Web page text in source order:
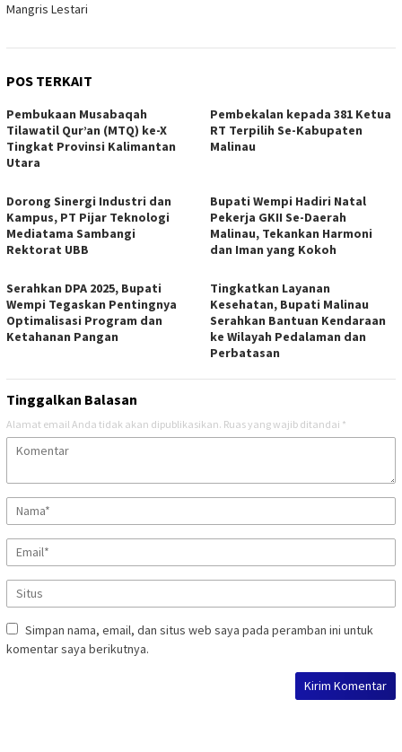
Mangris Lestari
POS TERKAIT
Pembukaan Musabaqah
Tilawatil Qur’an (MTQ) ke-X
Tingkat Provinsi Kalimantan
Utara
Pembekalan kepada 381 Ketua
RT Terpilih Se-Kabupaten
Malinau
Dorong Sinergi Industri dan
Kampus, PT Pijar Teknologi
Mediatama Sambangi
Rektorat UBB
Bupati Wempi Hadiri Natal
Pekerja GKII Se-Daerah
Malinau, Tekankan Harmoni
dan Iman yang Kokoh
Serahkan DPA 2025, Bupati
Wempi Tegaskan Pentingnya
Optimalisasi Program dan
Ketahanan Pangan
Tingkatkan Layanan
Kesehatan, Bupati Malinau
Serahkan Bantuan Kendaraan
ke Wilayah Pedalaman dan
Perbatasan
Tinggalkan Balasan
Alamat email Anda tidak akan dipublikasikan. Ruas yang wajib ditandai *
Simpan nama, email, dan situs web saya pada peramban ini untuk
komentar saya berikutnya.